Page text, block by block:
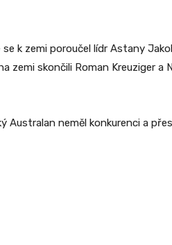
k zemi poroučel lídr Astany
skončili Roman Kreuziger a
Australan neměl konkurenci a